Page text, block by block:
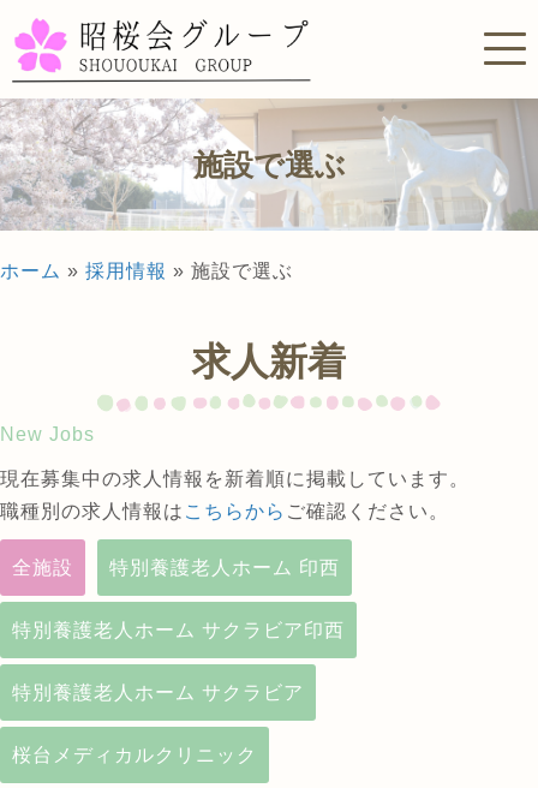
施設で選ぶ
ホーム » 採用情報 » 施設で選ぶ
求人新着
New Jobs
現在募集中の求人情報を新着順に掲載しています。
職種別の求人情報は こちらから ご確認ください。
全施設 特別養護老人ホーム 印西
特別養護老人ホーム サクラビア印西
特別養護老人ホーム サクラビア
桜台メディカルクリニック